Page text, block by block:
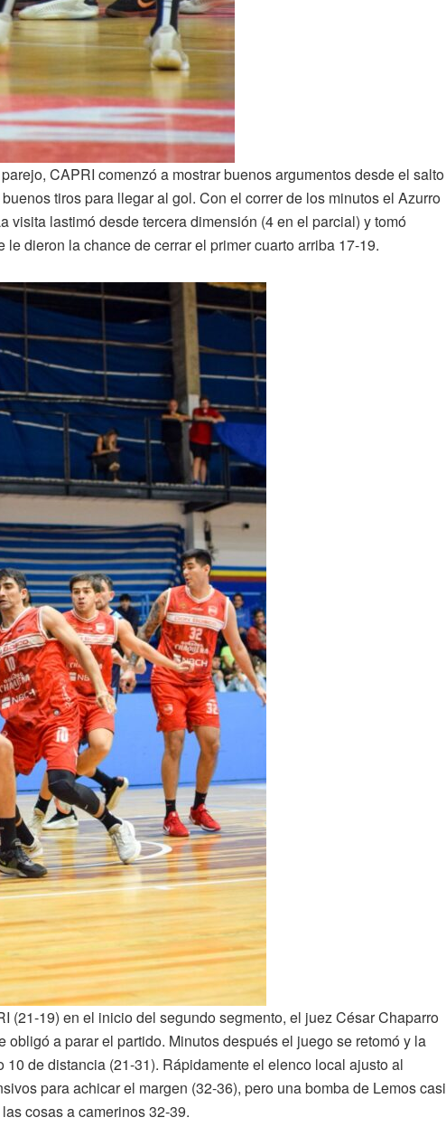
CAPRI comenzó a mostrar buenos argumentos desde el salto
tiros para llegar al gol. Con el correr de los minutos el Azurro
visita lastimó desde tercera dimensión (4 en el parcial) y tomó
le dieron la chance de cerrar el primer cuarto arriba 17-19.
(21-19) en el inicio del segundo segmento, el juez César Chaparro
obligó a parar el partido. Minutos después el juego se retomó y la
10 de distancia (21-31). Rápidamente el elenco local ajusto al
para achicar el margen (32-36), pero una bomba de Lemos casi
cosas a camerinos 32-39.